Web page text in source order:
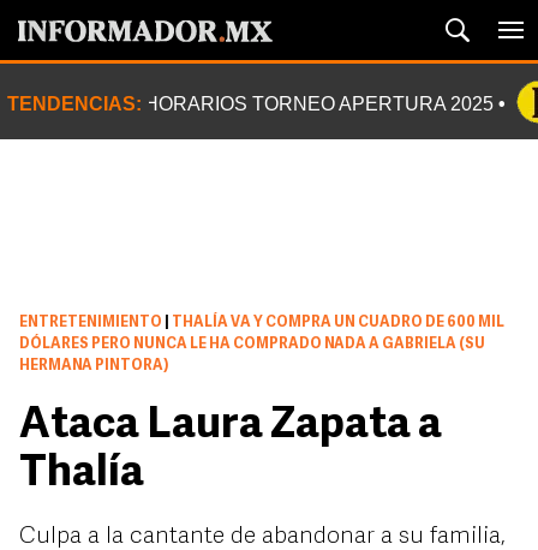
TENDENCIAS: HORARIOS TORNEO APERTURA 2025
ENTRETENIMIENTO
THALÍA VA Y COMPRA UN CUADRO DE 600 MIL
DÓLARES PERO NUNCA LE HA COMPRADO NADA A GABRIELA (SU
HERMANA PINTORA)
Ataca Laura Zapata a
Thalía
Culpa a la cantante de abandonar a su familia,